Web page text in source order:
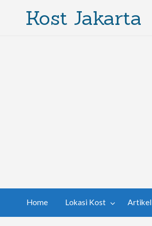
Kost Jakarta
Home Lokasi Kost Artikel